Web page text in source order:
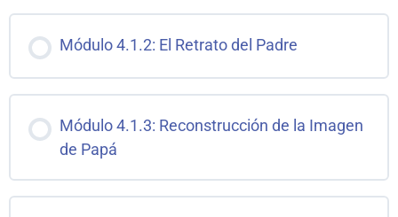
Módulo 4.1.2: El Retrato del Padre
Módulo 4.1.3: Reconstrucción de la Imagen
de Papá